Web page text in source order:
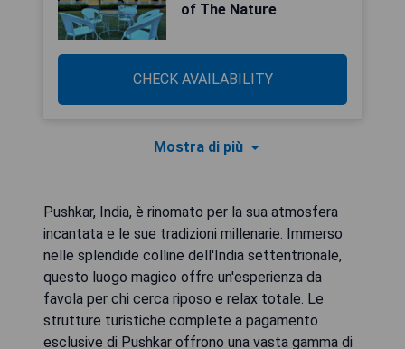
of The Nature
CHECK AVAILABILITY
Mostra di più
Pushkar, India, è rinomato per la sua atmosfera
incantata e le sue tradizioni millenarie. Immerso
nelle splendide colline dell'India settentrionale,
questo luogo magico offre un'esperienza da
favola per chi cerca riposo e relax totale. Le
strutture turistiche complete a pagamento
esclusive di Pushkar offrono una vasta gamma di